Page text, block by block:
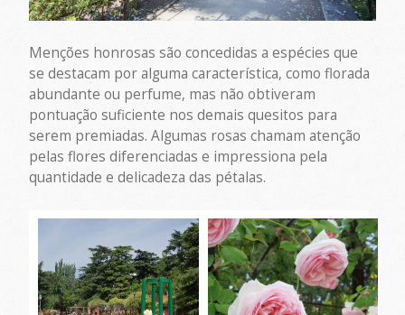
Menções honrosas são concedidas a espécies que
se destacam por alguma característica, como florada
abundante ou perfume, mas não obtiveram
pontuação suficiente nos demais quesitos para
serem premiadas. Algumas rosas chamam atenção
pelas flores diferenciadas e impressiona pela
quantidade e delicadeza das pétalas.